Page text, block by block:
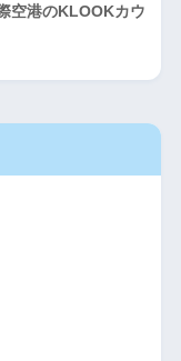
空港のKLOOKカウ